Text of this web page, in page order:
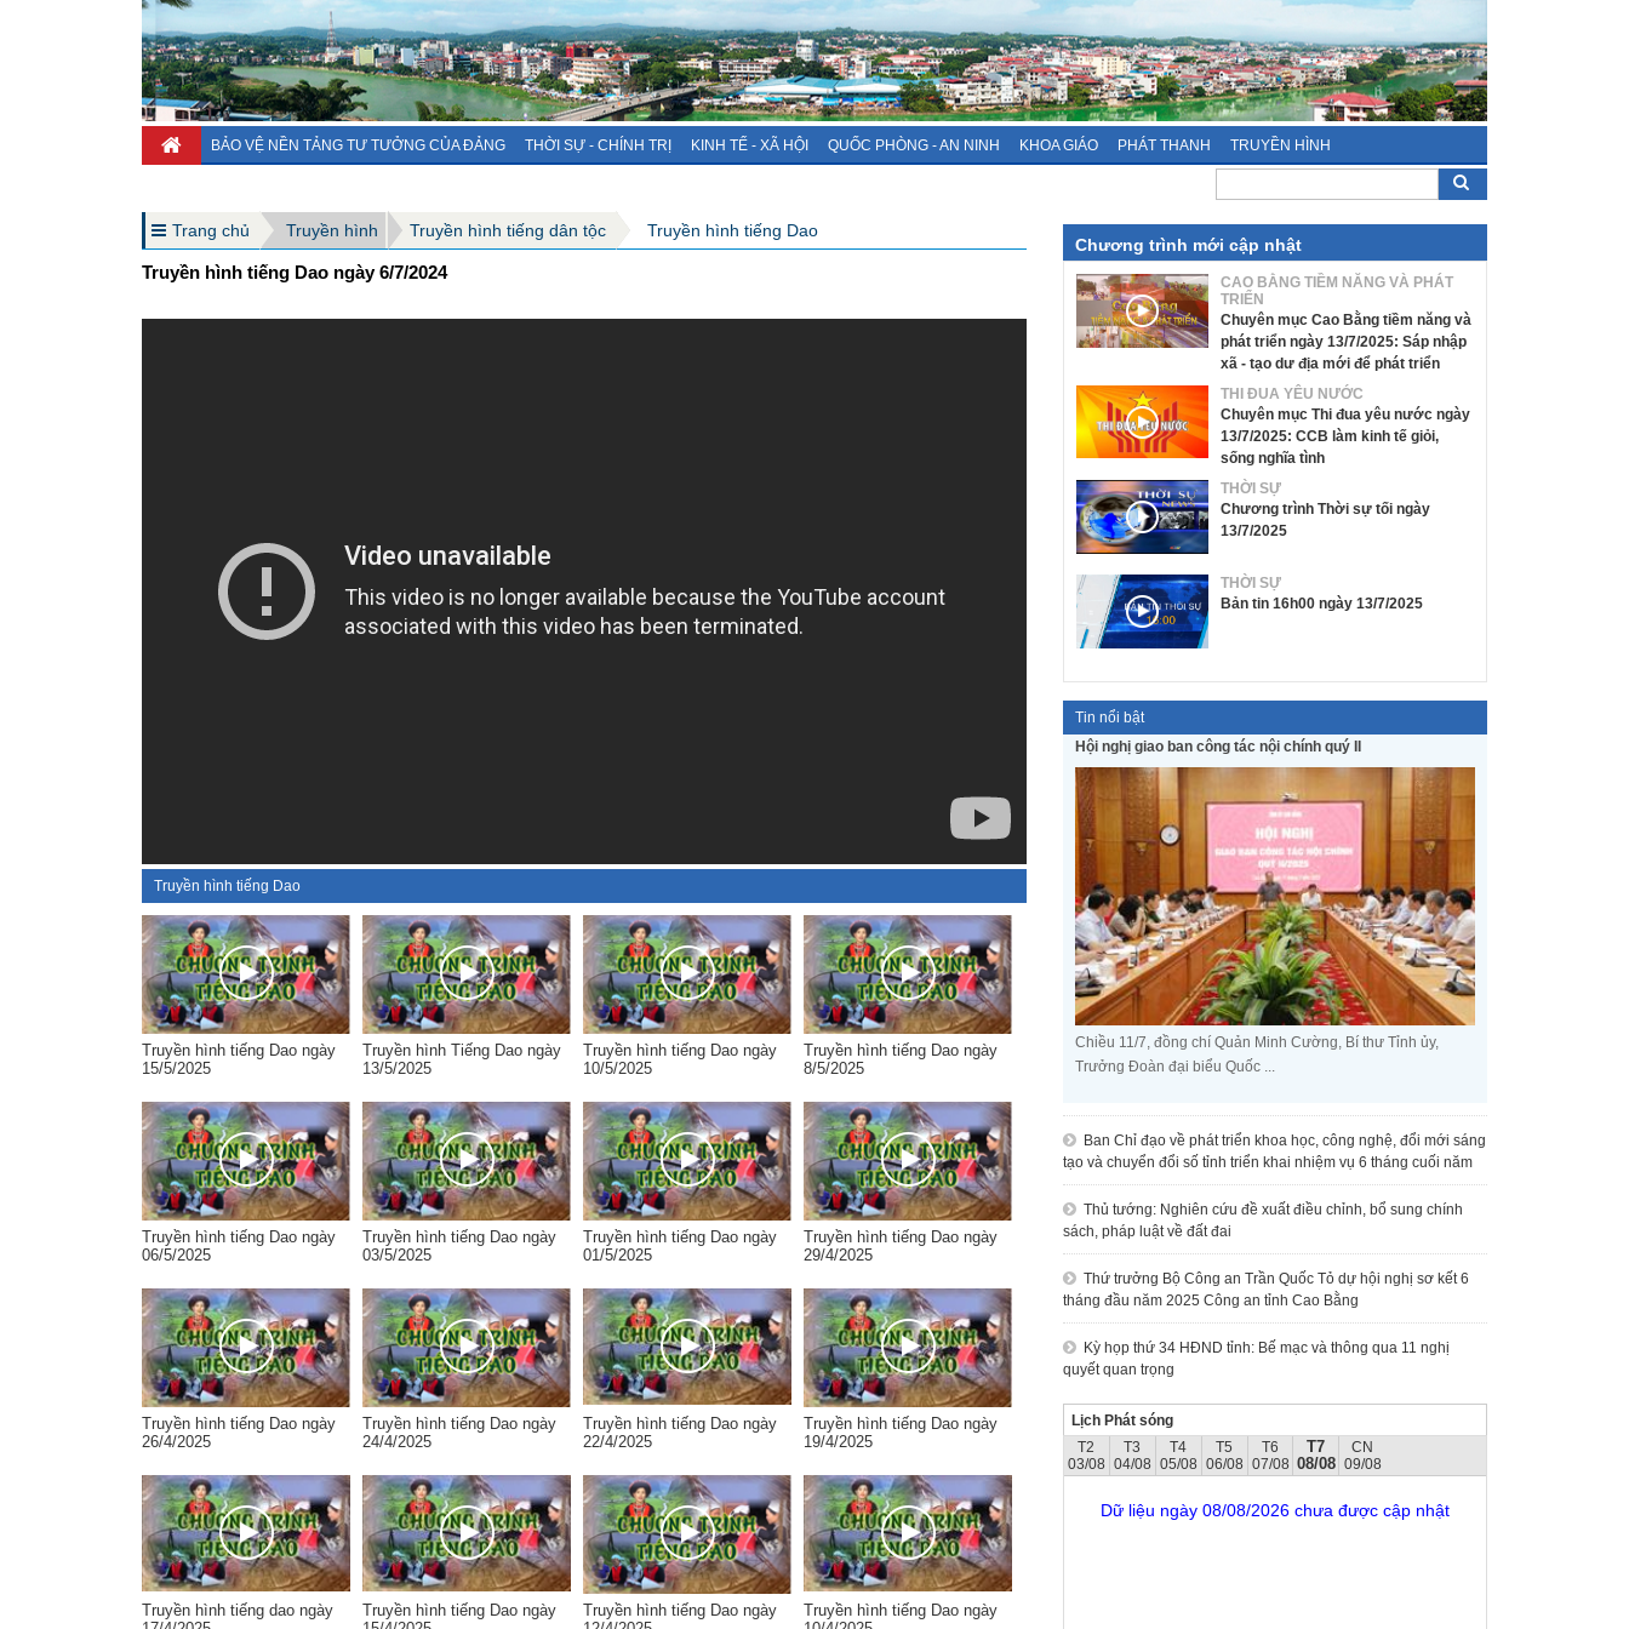
BẢO VỆ NỀN TẢNG TƯ TƯỞNG CỦA ĐẢNG THỜI SỰ - CHÍNH TRỊ KINH TẾ - XÃ HỘI QUỐC PHÒNG - AN NINH KHOA GIÁO PHÁT THANH TRUYỀN HÌNH
Trang chủ Truyền hình Truyền hình tiếng dân tộc Truyền hình tiếng Dao
Truyền hình tiếng Dao ngày 6/7/2024
Truyền hình tiếng Dao
Truyền hình tiếng Dao ngày
15/5/2025
Truyền hình Tiếng Dao ngày
13/5/2025
Truyền hình tiếng Dao ngày
10/5/2025
Truyền hình tiếng Dao ngày
8/5/2025
Truyền hình tiếng Dao ngày
06/5/2025
Truyền hình tiếng Dao ngày
03/5/2025
Truyền hình tiếng Dao ngày
01/5/2025
Truyền hình tiếng Dao ngày
29/4/2025
Truyền hình tiếng Dao ngày
26/4/2025
Truyền hình tiếng Dao ngày
24/4/2025
Truyền hình tiếng Dao ngày
22/4/2025
Truyền hình tiếng Dao ngày
19/4/2025
Truyền hình tiếng dao ngày
Truyền hình tiếng Dao ngày
Truyền hình tiếng Dao ngày
Truyền hình tiếng Dao ngày
Chương trình mới cập nhật
CAO BẰNG TIỀM NĂNG VÀ PHÁT
TRIỂN
Chuyên mục Cao Bằng tiềm năng và
phát triển ngày 13/7/2025: Sáp nhập
xã - tạo dư địa mới để phát triển
THI ĐUA YÊU NƯỚC
Chuyên mục Thi đua yêu nước ngày
13/7/2025: CCB làm kinh tế giỏi,
sống nghĩa tình
THỜI SỰ
Chương trình Thời sự tối ngày
13/7/2025
THỜI SỰ
Bản tin 16h00 ngày 13/7/2025
Tin nổi bật
Hội nghị giao ban công tác nội chính quý II
Chiều 11/7, đồng chí Quản Minh Cường, Bí thư Tỉnh ủy,
Trưởng Đoàn đại biểu Quốc ...
Ban Chỉ đạo về phát triển khoa học, công nghệ, đổi mới sáng
tạo và chuyển đổi số tỉnh triển khai nhiệm vụ 6 tháng cuối năm
Thủ tướng: Nghiên cứu đề xuất điều chỉnh, bổ sung chính
sách, pháp luật về đất đai
Thứ trưởng Bộ Công an Trần Quốc Tỏ dự hội nghị sơ kết 6
tháng đầu năm 2025 Công an tỉnh Cao Bằng
Kỳ họp thứ 34 HĐND tỉnh: Bế mạc và thông qua 11 nghị
quyết quan trọng
Lịch Phát sóng
T2
03/08
T3
04/08
T4
05/08
T5
06/08
T6
07/08
T7
08/08
CN
09/08
Dữ liệu ngày 08/08/2026 chưa được cập nhật